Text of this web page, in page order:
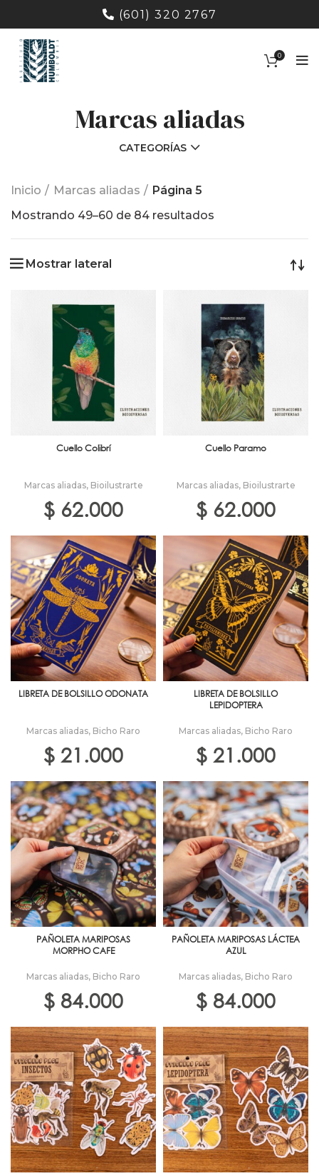
(601) 320 2767
0
Marcas aliadas
CATEGORÍAS
Inicio Marcas aliadas
Página 5
Mostrando 49–60 de 84 resultados
Mostrar lateral
Cuello Colibrí
Marcas aliadas, Bioilustrarte
$ 62.000
Cuello Paramo
Marcas aliadas, Bioilustrarte
$ 62.000
LIBRETA DE BOLSILLO ODONATA
Marcas aliadas, Bicho Raro
$ 21.000
LIBRETA DE BOLSILLO
LEPIDOPTERA
Marcas aliadas, Bicho Raro
$ 21.000
PAÑOLETA MARIPOSAS
MORPHO CAFE
Marcas aliadas, Bicho Raro
$ 84.000
PAÑOLETA MARIPOSAS LÁCTEA
AZUL
Marcas aliadas, Bicho Raro
$ 84.000